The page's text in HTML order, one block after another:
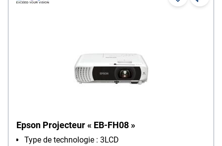
Epson Projecteur « EB-FH08 »
Type de technologie : 3LCD